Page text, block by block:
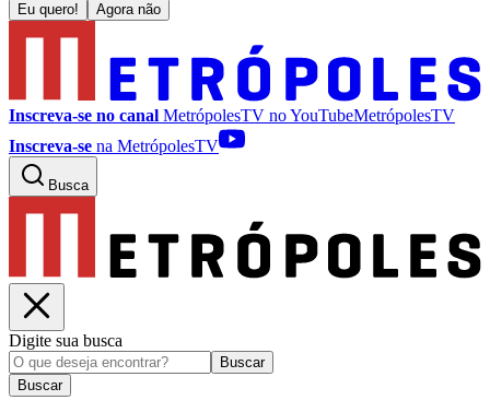
Eu quero! Agora não
Inscreva-se no canal MetrópolesTV noYouTubeMetrópolesTV
Inscreva-se na MetrópolesTV
Busca
Digite sua busca
Buscar
Buscar